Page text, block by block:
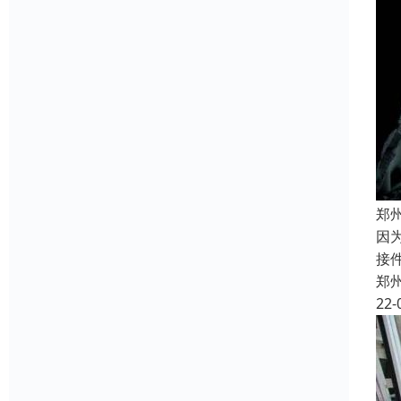
郑
因
接
郑
22-